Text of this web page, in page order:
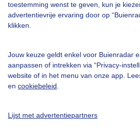
toestemming wenst te geven, kun je
advertentievrije ervaring door op
klikken.
Jouw keuze geldt enkel voor Buienradar
aanpassen of intrekken via “Privacy-
website of in het menu van onze app.
en cookiebeleid
Lijst met advertentiepartners
Gebruikersvoorwaarden
Adverteren
Privacy beleid
Cookie beleid